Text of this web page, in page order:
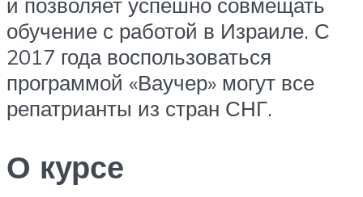
обучение с работой в Израиле. С
2017 года воспользоваться
программой «Ваучер» могут все
репатрианты из стран СНГ.
О курсе